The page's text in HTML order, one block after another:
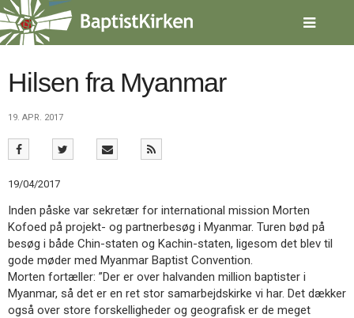
Spring
menu
over
gå
tilbage
forsiden
2.0:
Nyheder
3.0:
Kalender
4.0:
Inspiration
5.0:
Værktøjskassen
6.0:
Mission
7.0:
Om
BaptistKirken
8.0:
Kontakt
Hilsen fra Myanmar
19. APR. 2017
19/04/2017
Inden påske var sekretær for international mission Morten
Kofoed på projekt- og partnerbesøg i Myanmar. Turen bød på
besøg i både Chin-staten og Kachin-staten, ligesom det blev til
gode møder med Myanmar Baptist Convention.
Morten fortæller: ”Der er over halvanden million baptister i
Myanmar, så det er en ret stor samarbejdskirke vi har. Det dækker
også over store forskelligheder og geografisk er de meget